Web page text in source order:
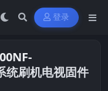
登录
统刷机电视固件